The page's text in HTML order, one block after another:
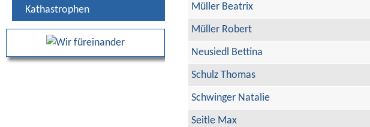
Kathastrophen
Müller Beatrix
Müller Robert
Neusiedl Bettina
Schulz Thomas
Schwinger Natalie
Seitle Max